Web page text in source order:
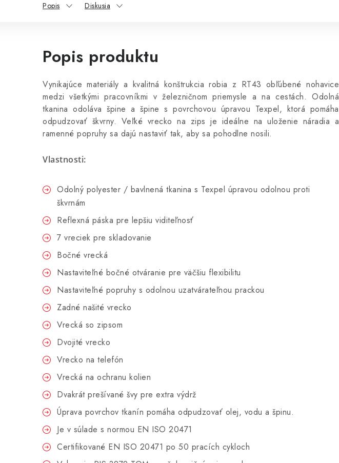
Popis Diskusia
Popis produktu
Vynikajúce materiály a kvalitná konštrukcia robia z RT43 obľúbené nohavice
medzi všetkými pracovníkmi v železničnom priemysle a na cestách. Odolná
tkanina odoláva špine a špine s povrchovou úpravou Texpel, ktorá pomáha
odpudzovať škvrny. Veľké vrecko na zips je ideálne na uloženie náradia a
ramenné popruhy sa dajú nastaviť tak, aby sa pohodlne nosili.
Vlastnosti:
Odolný polyester / bavlnená tkanina s Texpel úpravou odolnou proti
škvrnám
Reflexná páska pre lepšiu viditeľnosť
7 vreciek pre skladovanie
Bočné vrecká
Nastaviteľné bočné otváranie pre väčšiu flexibilitu
Nastaviteľné popruhy s odolnou uzatvárateľnou prackou
Zadné našité vrecko
Vrecká so zipsom
Dvojité vrecko
Vrecko na telefón
Vrecká na ochranu kolien
Dvakrát prešívané švy pre extra výdrž
Úprava povrchov tkanín pomáha odpudzovať olej, vodu a špinu.
Je v súlade s normou EN ISO 20471
Certifikované EN ISO 20471 po 50 pracích cykloch